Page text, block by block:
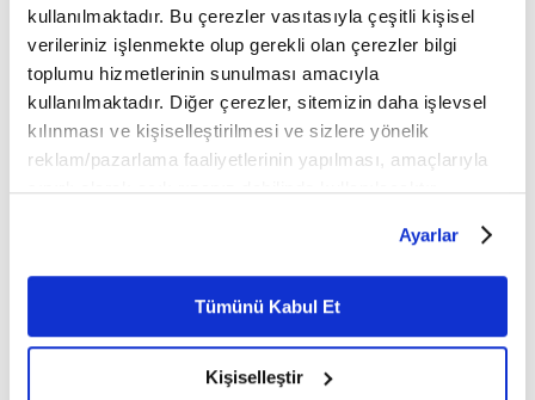
kullanılmaktadır. Bu çerezler vasıtasıyla çeşitli kişisel
verileriniz işlenmekte olup gerekli olan çerezler bilgi
toplumu hizmetlerinin sunulması amacıyla
kullanılmaktadır. Diğer çerezler, sitemizin daha işlevsel
kılınması ve kişiselleştirilmesi ve sizlere yönelik
reklam/pazarlama faaliyetlerinin yapılması, amaçlarıyla
sınırlı olarak açık rızanız dahilinde kullanılacaktır.
belirleyebilirsiniz. Çerezlere ilişkin detaylı bilgi için
Ayarlar butonuna tıklayabilir,Çerez Bilgilendirme
Metnimizi ziyaret edebilirsiniz.
6698 sayılı Kişisel Verilerin Korunması Kanunu uyarınca
okumak ve sitemizi ziyaretiniz kapsamında
Ayarlar
Tümünü Kabul Et
Kişiselleştir